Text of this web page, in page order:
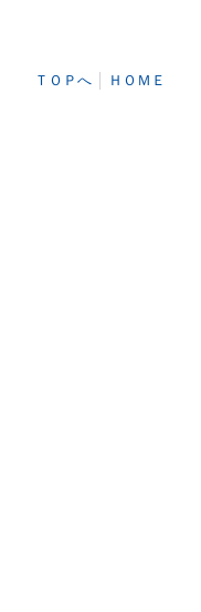
ＴＯＰへ│ ＨＯＭＥ